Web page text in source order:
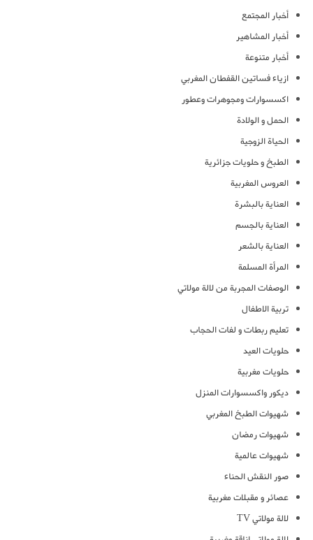
أخبار المجتمع
أخبار المشاهير
أخبار متنوعة
ازياء فساتين القفطان المغربي
اكسسوارات ومجوهرات وعطور
الحمل و الولادة
الحياة الزوجية
الطبخ و حلويات جزائرية
العروس المغربية
العناية بالبشرة
العناية بالجسم
العناية بالشعر
المرأة المسلمة
الوصفات المجربة من لالة مولاتي
تربية الاطفال
تعليم ربطات و لفات الحجاب
حلويات العيد
حلويات مغربية
ديكور واكسسوارات المنزل
شهيوات الطبخ المغربي
شهيوات رمضان
شهيوات عالمية
صور النقش الحناء
عصائر و مقبلات مغربية
لالة مولاتي TV